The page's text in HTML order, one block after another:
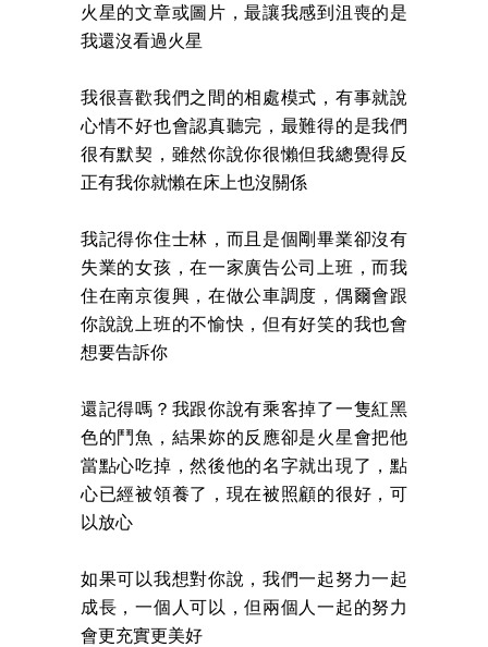
火星的文章或圖片，最讓我感到沮喪的是
我還沒看過火星
我很喜歡我們之間的相處模式，有事就說
心情不好也會認真聽完，最難得的是我們
很有默契，雖然你說你很懶但我總覺得反
正有我你就懶在床上也沒關係
我記得你住士林，而且是個剛畢業卻沒有
失業的女孩，在一家廣告公司上班，而我
住在南京復興，在做公車調度，偶爾會跟
你說說上班的不愉快，但有好笑的我也會
想要告訴你
還記得嗎？我跟你說有乘客掉了一隻紅黑
色的鬥魚，結果妳的反應卻是火星會把他
當點心吃掉，然後他的名字就出現了，點
心已經被領養了，現在被照顧的很好，可
以放心
如果可以我想對你說，我們一起努力一起
成長，一個人可以，但兩個人一起的努力
會更充實更美好